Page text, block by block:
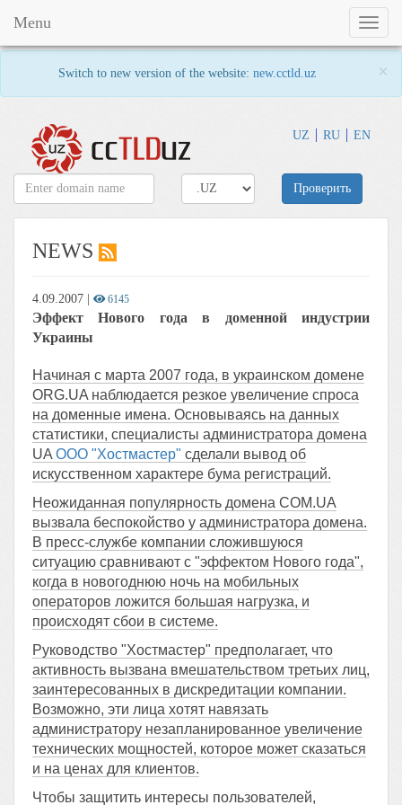
Switch to new version of the website: new.cctld.uz ×
UZ RU EN
Toggle
Menu
Проверить
NEWS
4.09.2007 6145
Эффект Нового года в доменной индустрии
Украины
Начиная с марта 2007 года, в украинском домене
ORG.UA наблюдается резкое увеличение спроса
на доменные имена. Основываясь на данных
статистики, специалисты администратора домена
UA ООО "Хостмастер" сделали вывод об
искусственном характере бума регистраций.
Неожиданная популярность домена COM.UA
вызвала беспокойство у администратора домена.
В пресс-службе компании сложившуюся
ситуацию сравнивают с "эффектом Нового года",
когда в новогоднюю ночь на мобильных
операторов ложится большая нагрузка, и
происходят сбои в системе.
Руководство "Хостмастер" предполагает, что
активность вызвана вмешательством третьих лиц,
заинтересованных в дискредитации компании.
Возможно, эти лица хотят навязать
администратору незапланированное увеличение
технических мощностей, которое может сказаться
и на ценах для клиентов.
Чтобы защитить интересы пользователей,